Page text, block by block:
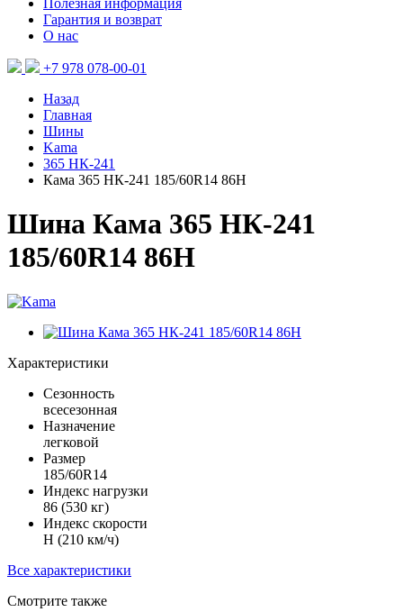
Гарантия и возврат
О нас
+7 978 078-00-01
Назад
Главная
Шины
Kama
365 НК-241
Кама 365 НК-241 185/60R14 86H
Шина Кама 365 НК-241
185/60R14 86H
Характеристики
Сезонность
всесезонная
Назначение
легковой
Размер
185/60R14
Индекс нагрузки
86 (530 кг)
Индекс скорости
H (210 км/ч)
Все характеристики
Смотрите также